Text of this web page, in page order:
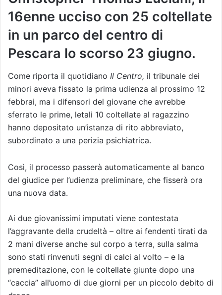
16enne ucciso con 25 coltellate
in un parco del centro di
Pescara lo scorso 23 giugno.
Come riporta il quotidiano Il Centro, il tribunale dei
minori aveva fissato la prima udienza al prossimo 12
febbrai, ma i difensori del giovane che avrebbe
sferrato le prime, letali 10 coltellate al ragazzino
hanno depositato un’istanza di rito abbreviato,
subordinato a una perizia psichiatrica.
Così, il processo passerà automaticamente al banco
del giudice per l’udienza preliminare, che fisserà ora
una nuova data.
Ai due giovanissimi imputati viene contestata
l’aggravante della crudeltà – oltre ai fendenti tirati da
2 mani diverse anche sul corpo a terra, sulla salma
sono stati rinvenuti segni di calci al volto – e la
premeditazione, con le coltellate giunte dopo una
“caccia” all’uomo di due giorni per un piccolo debito di